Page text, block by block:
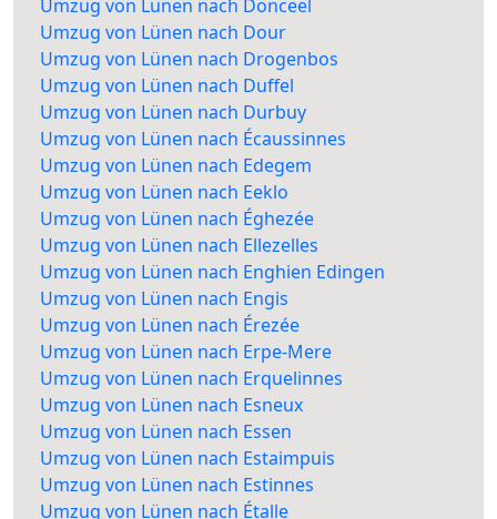
Umzug von Lünen nach Donceel
Umzug von Lünen nach Dour
Umzug von Lünen nach Drogenbos
Umzug von Lünen nach Duffel
Umzug von Lünen nach Durbuy
Umzug von Lünen nach Écaussinnes
Umzug von Lünen nach Edegem
Umzug von Lünen nach Eeklo
Umzug von Lünen nach Éghezée
Umzug von Lünen nach Ellezelles
Umzug von Lünen nach Enghien Edingen
Umzug von Lünen nach Engis
Umzug von Lünen nach Érezée
Umzug von Lünen nach Erpe-Mere
Umzug von Lünen nach Erquelinnes
Umzug von Lünen nach Esneux
Umzug von Lünen nach Essen
Umzug von Lünen nach Estaimpuis
Umzug von Lünen nach Estinnes
Umzug von Lünen nach Étalle